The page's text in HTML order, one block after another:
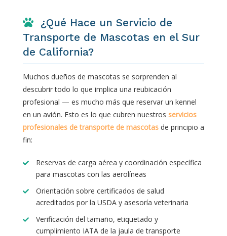
¿Qué Hace un Servicio de
Transporte de Mascotas en el Sur
de California?
Muchos dueños de mascotas se sorprenden al
descubrir todo lo que implica una reubicación
profesional — es mucho más que reservar un kennel
en un avión. Esto es lo que cubren nuestros servicios
profesionales de transporte de mascotas de principio a
fin:
Reservas de carga aérea y coordinación específica
para mascotas con las aerolíneas
Orientación sobre certificados de salud
acreditados por la USDA y asesoría veterinaria
Verificación del tamaño, etiquetado y
cumplimiento IATA de la jaula de transporte